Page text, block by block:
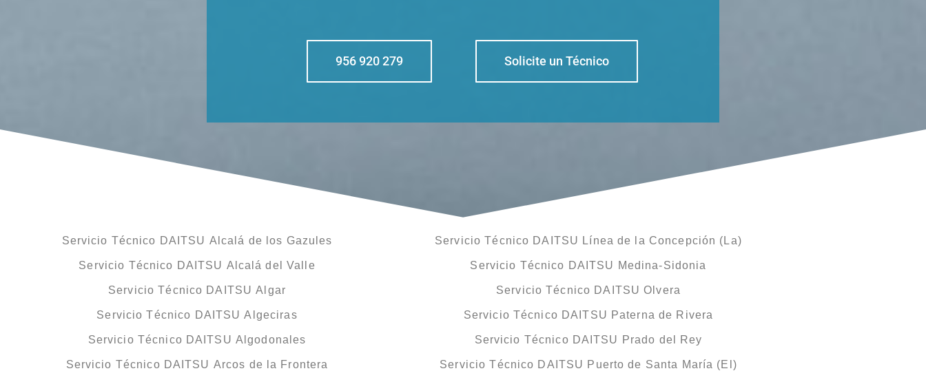
956 920 279 Solicite un Técnico
Servicio Técnico DAITSU Alcalá de los Gazules
Servicio Técnico DAITSU Alcalá del Valle
Servicio Técnico DAITSU Algar
Servicio Técnico DAITSU Algeciras
Servicio Técnico DAITSU Algodonales
Servicio Técnico DAITSU Arcos de la Frontera
Servicio Técnico DAITSU Línea de la Concepción (La)
Servicio Técnico DAITSU Medina-Sidonia
Servicio Técnico DAITSU Olvera
Servicio Técnico DAITSU Paterna de Rivera
Servicio Técnico DAITSU Prado del Rey
Servicio Técnico DAITSU Puerto de Santa María (El)